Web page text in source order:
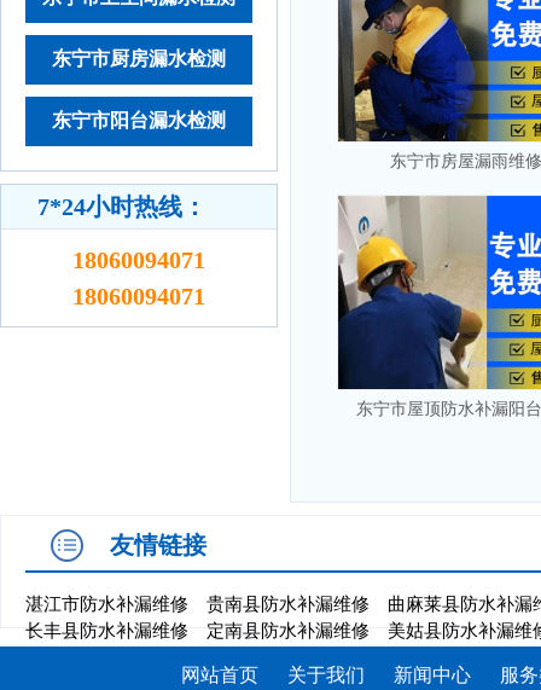
东宁市厨房漏水检测
东宁市阳台漏水检测
7*24小时热线：
18060094071
18060094071
东宁市房屋漏雨维
东宁市屋顶防水补漏阳
友情链接
湛江市防水补漏维修 贵南县防水补漏维修
曲麻莱县防水补漏
长丰县防水补漏维修
定南县防水补漏维修 美姑县防水补漏维
网站首页 关于我们 新闻中心 服